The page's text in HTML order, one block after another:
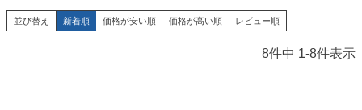
並び替え 新着順 価格が安い順 価格が高い順 レビュー順
8件中 1-8件表示